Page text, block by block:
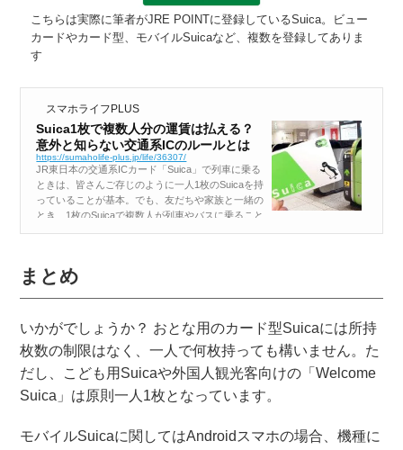
こちらは実際に筆者がJRE POINTに登録しているSuica。ビュー
カードやカード型、モバイルSuicaなど、複数を登録してありま
す
スマホライフPLUS
Suica1枚で複数人分の運賃は払える？
意外と知らない交通系ICのルールとは
https://sumaholife-plus.jp/life/36307/
JR東日本の交通系ICカード「Suica」で列車に乗る
ときは、皆さんご存じのように一人1枚のSuicaを持
っていることが基本。でも、友だちや家族と一緒の
とき、1枚のSuicaで複数人が列車やバスに乗ること
はできないのでしょうか？ Suicaは一人1枚が基
まとめ
いかがでしょうか？ おとな用のカード型Suicaには所持
枚数の制限はなく、一人で何枚持っても構いません。た
だし、こども用Suicaや外国人観光客向けの「Welcome
Suica」は原則一人1枚となっています。
モバイルSuicaに関してはAndroidスマホの場合、機種に